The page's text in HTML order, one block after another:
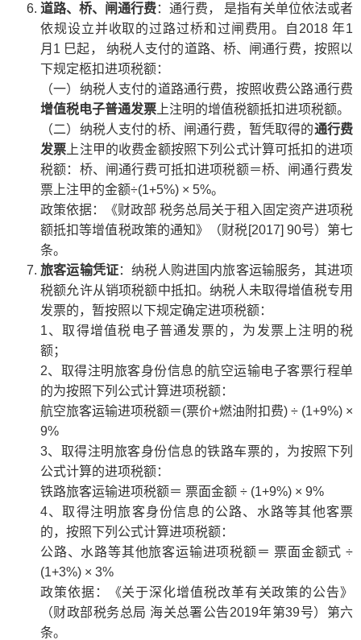
道路、桥、闸通行费：通行费， 是指有关单位依法或者
依规设立并收取的过路过桥和过闸费用。自2018 年1
月1 巳起， 纳税人支付的道路、桥、闸通行费，按照以
下规定柩扣进项税额：
（一）纳税人支付的道路通行费，按照收费公路通行费
增值税电子普通发票 上注明的增值税额抵扣进项税额。
（二）纳税人支付的桥、闸通行费，暂凭取得的通行费
发票 上注甲的收费金额按照下列公式计算可抵扣的进项
税额：桥、闸通行费可抵扣进项税额＝桥、闸通行费发
票上注甲的金额÷(1+5%) × 5%。
政策依据：《财政部 税务总局关于租入固定资产进项税
额抵扣等增值税政策的通知》（财税[2017] 90号）第七
条。
旅客运输凭证：纳税人购进国内旅客运输服务，其进项
税额允许从销项税额中抵扣。纳税人未取得增值税专用
发票的，暂按照以下规定确定进项税额：
1、取得增值税电子普通发票的，为发票上注明的税
额；
2、取得注明旅客身份信息的航空运输电子客票行程单
的为按照下列公式计算进项税额：
航空旅客运输进项税额＝(票价+燃油附扣费) ÷ (1+9%) ×
9%
3、取得注明旅客身份信息的铁路车票的，为按照下列
公式计算的进项税额：
铁路旅客运输进项税额＝ 票面金额 ÷ (1+9%) × 9%
4、取得注明旅客身份信息的公路、水路等其他客票
的，按照下列公式计算进项税额：
公路、水路等其他旅客运输进项税额＝ 票面金额式 ÷
(1+3%) × 3%
政策依据：《关于深化增值税改革有关政策的公告》
（财政部税务总局 海关总署公告2019年第39号）第六
条。